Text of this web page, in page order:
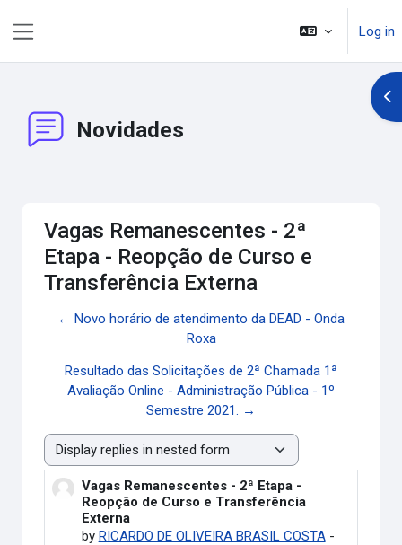
Log in
Novidades
Vagas Remanescentes - 2ª
Etapa - Reopção de Curso e
Transferência Externa
← Novo horário de atendimento da DEAD - Onda
Roxa
Resultado das Solicitações de 2ª Chamada 1ª
Avaliação Online - Administração Pública - 1º
Semestre 2021. →
Display mode
Vagas Remanescentes - 2ª Etapa -
Reopção de Curso e Transferência
Externa
by RICARDO DE OLIVEIRA BRASIL COSTA-
Number of replies: 0